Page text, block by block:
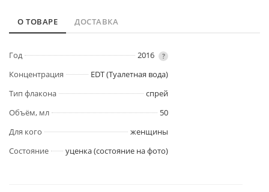
О ТОВАРЕ ДОСТАВКА
Год 2016 ?
Концентрация
EDT (Туалетная вода)
Тип флакона
спрей
Объём, мл
50
Для кого
женщины
Состояние
уценка (состояние на фото)